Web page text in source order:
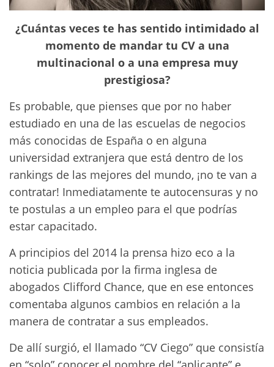
¿Cuántas veces te has sentido intimidado al
momento de mandar tu CV a una
multinacional o a una empresa muy
prestigiosa?
Es probable, que pienses que por no haber
estudiado en una de las escuelas de negocios
más conocidas de España o en alguna
universidad extranjera que está dentro de los
rankings de las mejores del mundo, ¡no te van a
contratar! Inmediatamente te autocensuras y no
te postulas a un empleo para el que podrías
estar capacitado.
A principios del 2014 la prensa hizo eco a la
noticia publicada por la firma inglesa de
abogados Clifford Chance, que en ese entonces
comentaba algunos cambios en relación a la
manera de contratar a sus empleados.
De allí surgió, el llamado “CV Ciego” que consistía